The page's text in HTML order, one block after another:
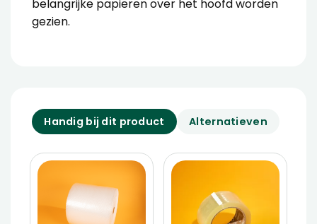
belangrijke papieren over het hoofd worden
gezien.
Handig bij dit product Alternatieven